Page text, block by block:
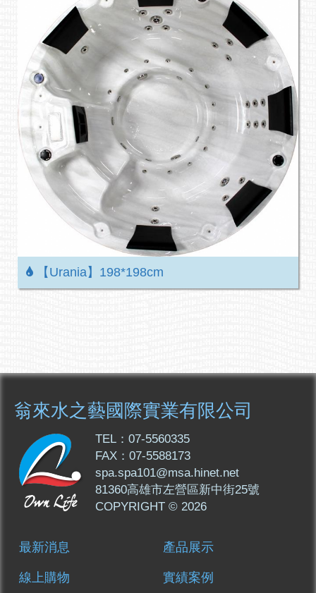
【Urania】198*198cm
翁來水之藝國際實業有限公司
TEL：07-5560335
FAX：07-5588173
spa.spa101@msa.hinet.net
81360高雄市左營區新中街25號
COPYRIGHT © 2026
最新消息 產品展示
線上購物 實績案例